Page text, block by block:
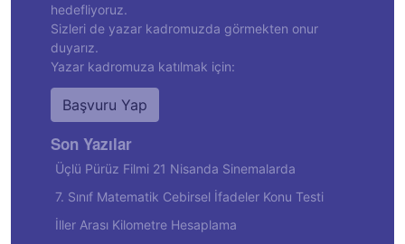
hedefliyoruz.
Sizleri de yazar kadromuzda görmekten onur
duyarız.
Yazar kadromuza katılmak için:
Başvuru Yap
Son Yazılar
Üçlü Pürüz Filmi 21 Nisanda Sinemalarda
7. Sınıf Matematik Cebirsel İfadeler Konu Testi
İller Arası Kilometre Hesaplama